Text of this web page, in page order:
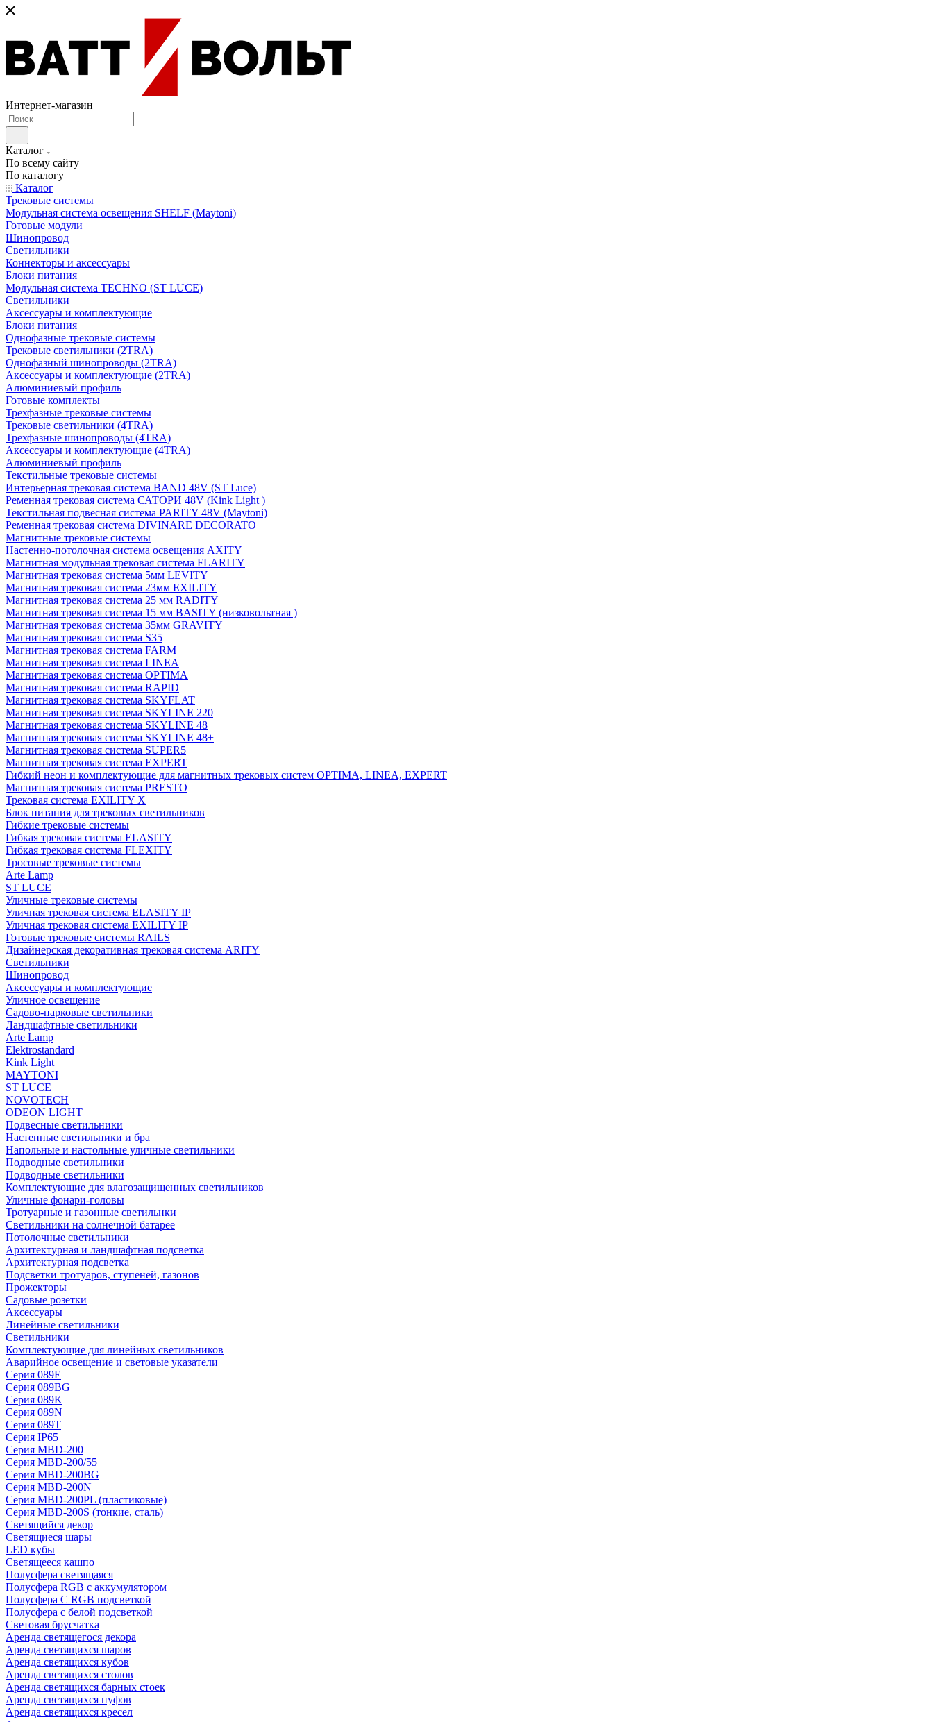
Интернет-магазин
Каталог
По всему сайту
По каталогу
Каталог
Трековые системы
Модульная система освещения SHELF (Maytoni)
Готовые модули
Шинопровод
Светильники
Коннекторы и аксессуары
Блоки питания
Модульная система TECHNO (ST LUCE)
Светильники
Аксессуары и комплектующие
Блоки питания
Однофазные трековые системы
Трековые светильники (2TRA)
Однофазный шинопроводы (2TRA)
Аксессуары и комплектующие (2TRA)
Алюминиевый профиль
Готовые комплекты
Трехфазные трековые системы
Трековые светильники (4TRA)
Трехфазные шинопроводы (4TRA)
Аксессуары и комплектующие (4TRA)
Алюминиевый профиль
Текстильные трековые системы
Интерьерная трековая система BAND 48V (ST Luce)
Ременная трековая система САТОРИ 48V (Kink Light )
Текстильная подвесная система PARITY 48V (Maytoni)
Ременная трековая система DIVINARE DECORATO
Магнитные трековые системы
Настенно-потолочная система освещения AXITY
Магнитная модульная трековая система FLARITY
Магнитная трековая система 5мм LEVITY
Магнитная трековая система 23мм EXILITY
Магнитная трековая система 25 мм RADITY
Магнитная трековая система 15 мм BASITY (низковольтная )
Магнитная трековая система 35мм GRAVITY
Магнитная трековая система S35
Магнитная трековая система FARM
Магнитная трековая система LINEA
Магнитная трековая система OPTIMA
Магнитная трековая система RAPID
Магнитная трековая система SKYFLAT
Магнитная трековая система SKYLINE 220
Магнитная трековая система SKYLINE 48
Магнитная трековая система SKYLINE 48+
Магнитная трековая система SUPER5
Магнитная трековая система EXPERT
Гибкий неон и комплектующие для магнитных трековых систем OPTIMA, LINEA, EXPERT
Магнитная трековая система PRESTO
Трековая система EXILITY X
Блок питания для трековых светильников
Гибкие трековые системы
Гибкая трековая система ELASITY
Гибкая трековая система FLEXITY
Тросовые трековые системы
Arte Lamp
ST LUCE
Уличные трековые системы
Уличная трековая система ELASITY IP
Уличная трековая система EXILITY IP
Готовые трековые системы RAILS
Дизайнерская декоративная трековая система ARITY
Светильники
Шинопровод
Аксессуары и комплектующие
Уличное освещение
Садово-парковые светильники
Ландшафтные светильники
Arte Lamp
Elektrostandard
Kink Light
MAYTONI
ST LUCE
NOVOTECH
ODEON LIGHT
Подвесные светильники
Настенные светильники и бра
Напольные и настольные уличные светильники
Подводные светильники
Подводные светильники
Комплектующие для влагозащищенных светильников
Уличные фонари-головы
Тротуарные и газонные светильнки
Светильники на солнечной батарее
Потолочные светильники
Архитектурная и ландшафтная подсветка
Архитектурная подсветка
Подсветки тротуаров, ступеней, газонов
Прожекторы
Садовые розетки
Аксессуары
Линейные светильники
Светильники
Комплектующие для линейных светильников
Аварийное освещение и световые указатели
Серия 089E
Серия 089BG
Серия 089K
Серия 089N
Серия 089T
Серия IP65
Серия MBD-200
Серия MBD-200/55
Серия MBD-200BG
Серия MBD-200N
Серия MBD-200PL (пластиковые)
Серия MBD-200S (тонкие, сталь)
Светящийся декор
Светящиеся шары
LED кубы
Светящееся кашпо
Полусфера светящаяся
Полусфера RGB с аккумулятором
Полусфера С RGB подсветкой
Полусфера с белой подсветкой
Световая брусчатка
Аренда светящегося декора
Аренда светящихся шаров
Аренда светящихся кубов
Аренда светящихся столов
Аренда светящихся барных стоек
Аренда светящихся пуфов
Аренда светящихся кресел